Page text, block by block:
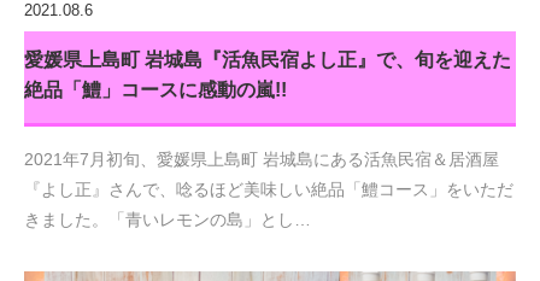
2021.08.6
愛媛県上島町 岩城島『活魚民宿よし正』で、旬を迎えた
絶品「鱧」コースに感動の嵐!!
2021年7月初旬、愛媛県上島町 岩城島にある活魚民宿＆居酒屋
『よし正』さんで、唸るほど美味しい絶品「鱧コース」をいただ
きました。「青いレモンの島」とし…